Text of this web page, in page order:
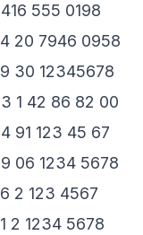
555 0198
20 7946 0958
30 12345678
1 42 86 82 00
91 123 45 67
06 1234 5678
2 123 4567
2 1234 5678